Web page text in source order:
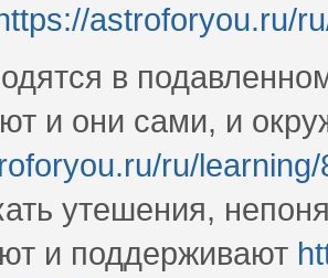
astroforyou.ru/
в
и они сами, и
ru/
утешения,
и поддерживают